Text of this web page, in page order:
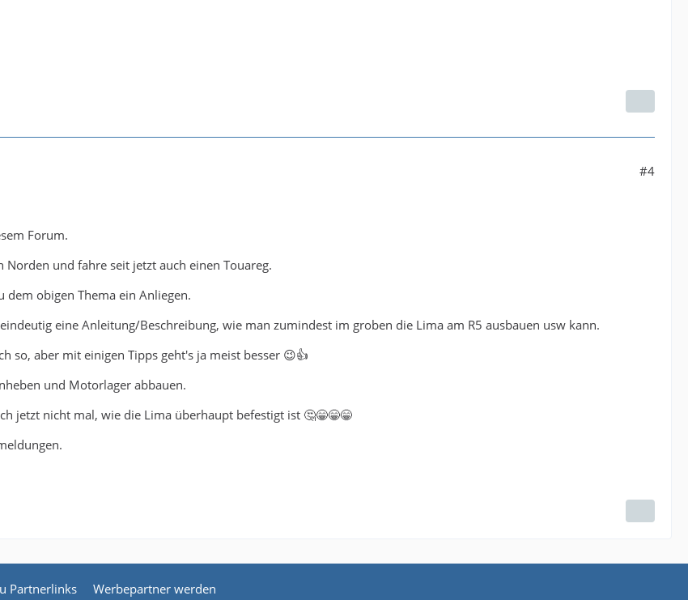
#4
Forum.
Norden und fahre seit jetzt auch einen Touareg.
dem obigen Thema ein Anliegen.
eine Anleitung/Beschreibung, wie man zumindest im groben die Lima am R5 ausbauen usw kann.
so, aber mit einigen Tipps geht's ja meist besser 😉👍
und Motorlager abbauen.
jetzt nicht mal, wie die Lima überhaupt befestigt ist 🤔😁😁😁
Partnerlinks Werbepartner werden